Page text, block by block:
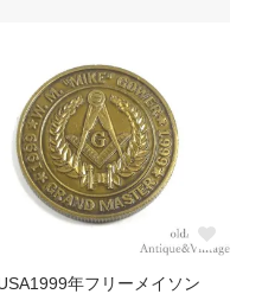
年フリーメイソン